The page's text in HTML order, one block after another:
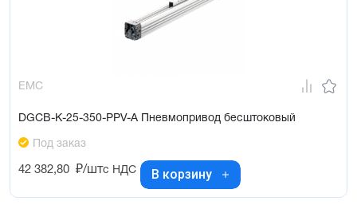
EMC
DGCB-K-25-350-PPV-A Пневмопривод бесштоковый
Под заказ
42 382,80 ₽/штс НДС В корзину